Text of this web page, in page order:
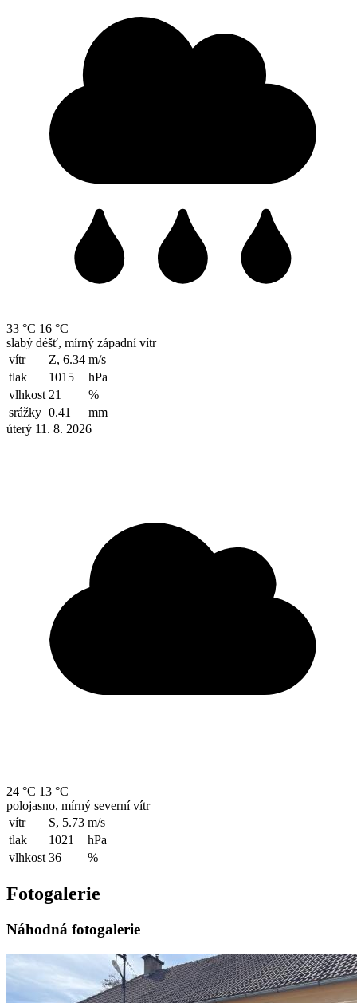
33 °C 16 °C
slabý déšť, mírný západní vítr
vítr
Z, 6.34 m/s
tlak
1015
hPa
vlhkost 21
%
srážky 0.41
mm
úterý 11. 8. 2026
24 °C 13 °C
polojasno, mírný severní vítr
vítr
S, 5.73 m/s
tlak
1021
hPa
vlhkost 36 %
Fotogalerie
Náhodná fotogalerie